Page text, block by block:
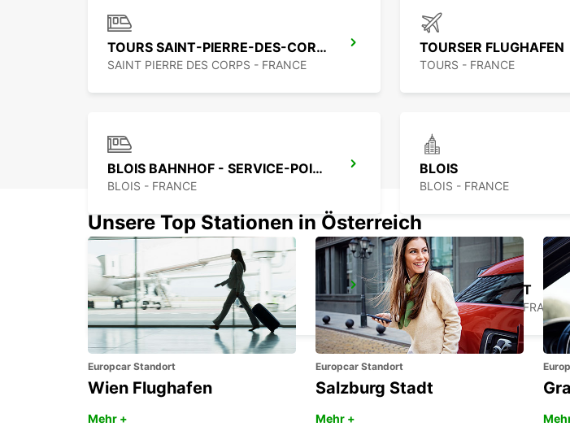
TOURS SAINT-PIERRE-DES-CORPS BAHNHOF
SAINT PIERRE DES CORPS - FRANCE
TOURSER FLUGHAFEN
TOURS - FRANCE
BLOIS BAHNHOF - SERVICE-POINT
BLOIS - FRANCE
BLOIS
BLOIS - FRANCE
AVOINE
AVOINE - FRANCE
CHATELLERAULT
CHATELLERAULT - FRANCE
Unsere Top Stationen in Österreich
Europcar Standort
Wien Flughafen
Mehr +
Europcar Standort
Salzburg Stadt
Mehr +